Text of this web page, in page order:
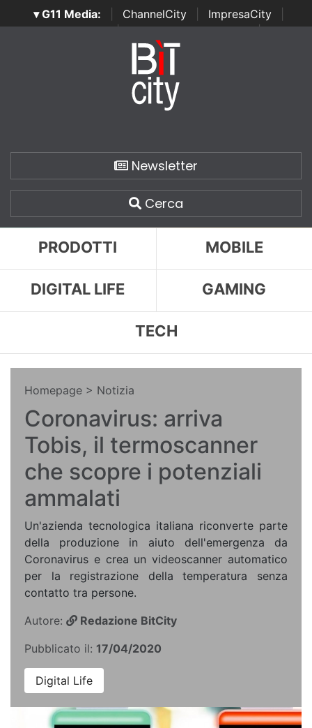
▾ G11 Media: ChannelCity ImpresaCity
SecurityOpenLab | Italian Channel Awards | Italian
Italian Security Awards
Newsletter
Cerca
PRODOTTI MOBILE
DIGITAL LIFE GAMING
TECH
Homepage > Notizia
Coronavirus: arriva
Tobis, il termoscanner
che scopre i potenziali
ammalati
Un'azienda tecnologica italiana riconverte parte
della produzione in aiuto dell'emergenza da
Coronavirus e crea un videoscanner automatico
per la registrazione della temperatura senza
contatto tra persone.
Autore:
Redazione BitCity
Pubblicato il: 17/04/2020
Digital Life